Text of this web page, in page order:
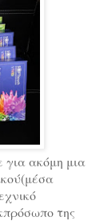
ακόμη μια
της